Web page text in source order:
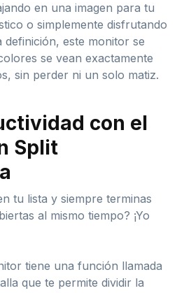
en una imagen para tu
o simplemente disfrutando
este monitor se
se vean exactamente
sin perder ni un solo matiz.
con el
Split
tu lista y siempre terminas
al mismo tiempo? ¡Yo
tiene una función llamada
que te permite dividir la